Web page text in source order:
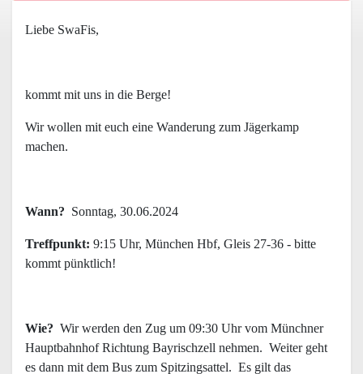
Liebe SwaFis,
kommt mit uns in die Berge!
Wir wollen mit euch eine Wanderung zum Jägerkamp
machen.
Wann? Sonntag, 30.06.2024
Treffpunkt: 9:15 Uhr, München Hbf, Gleis 27-36 - bitte
kommt pünktlich!
Wie? Wir werden den Zug um 09:30 Uhr vom Münchner
Hauptbahnhof Richtung Bayrischzell nehmen. Weiter geht
es dann mit dem Bus zum Spitzingsattel. Es gilt das